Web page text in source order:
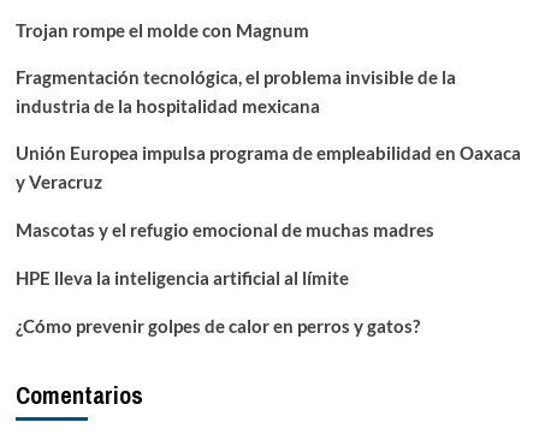
Trojan rompe el molde con Magnum
Fragmentación tecnológica, el problema invisible de la
industria de la hospitalidad mexicana
Unión Europea impulsa programa de empleabilidad en Oaxaca
y Veracruz
Mascotas y el refugio emocional de muchas madres
HPE lleva la inteligencia artificial al límite
¿Cómo prevenir golpes de calor en perros y gatos?
Comentarios